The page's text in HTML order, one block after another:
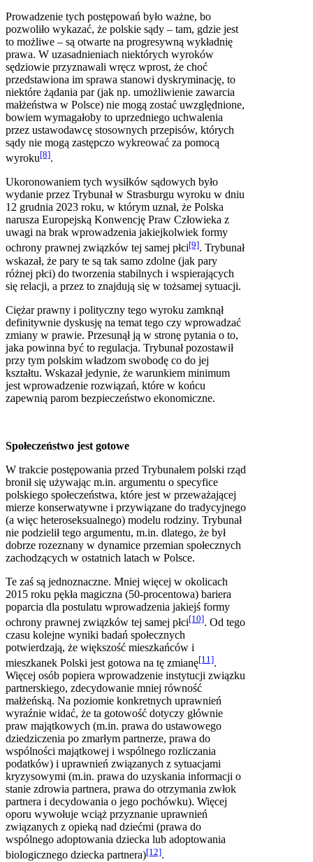
Prowadzenie tych postępowań było ważne, bo
pozwoliło wykazać, że polskie sądy – tam, gdzie jest
to możliwe – są otwarte na progresywną wykładnię
prawa. W uzasadnieniach niektórych wyroków
sędziowie przyznawali wręcz wprost, że choć
przedstawiona im sprawa stanowi dyskryminację, to
niektóre żądania par (jak np. umożliwienie zawarcia
małżeństwa w Polsce) nie mogą zostać uwzględnione,
bowiem wymagałoby to uprzedniego uchwalenia
przez ustawodawcę stosownych przepisów, których
sądy nie mogą zastępczo wykreować za pomocą
wyroku[8].
Ukoronowaniem tych wysiłków sądowych było
wydanie przez Trybunał w Strasburgu wyroku w dniu
12 grudnia 2023 roku, w którym uznał, że Polska
narusza Europejską Konwencję Praw Człowieka z
uwagi na brak wprowadzenia jakiejkolwiek formy
ochrony prawnej związków tej samej płci[9]. Trybunał
wskazał, że pary te są tak samo zdolne (jak pary
różnej płci) do tworzenia stabilnych i wspierających
się relacji, a przez to znajdują się w tożsamej sytuacji.
Ciężar prawny i polityczny tego wyroku zamknął
definitywnie dyskusję na temat tego czy wprowadzać
zmiany w prawie. Przesunął ją w stronę pytania o to,
jaka powinna być to regulacja. Trybunał pozostawił
przy tym polskim władzom swobodę co do jej
kształtu. Wskazał jedynie, że warunkiem minimum
jest wprowadzenie rozwiązań, które w końcu
zapewnią parom bezpieczeństwo ekonomiczne.
Społeczeństwo jest gotowe
W trakcie postępowania przed Trybunałem polski rząd
bronił się używając m.in. argumentu o specyfice
polskiego społeczeństwa, które jest w przeważającej
mierze konserwatywne i przywiązane do tradycyjnego
(a więc heteroseksualnego) modelu rodziny. Trybunał
nie podzielił tego argumentu, m.in. dlatego, że był
dobrze rozeznany w dynamice przemian społecznych
zachodzących w ostatnich latach w Polsce.
Te zaś są jednoznaczne. Mniej więcej w okolicach
2015 roku pękła magiczna (50-procentowa) bariera
poparcia dla postulatu wprowadzenia jakiejś formy
ochrony prawnej związków tej samej płci[10]. Od tego
czasu kolejne wyniki badań społecznych
potwierdzają, że większość mieszkańców i
mieszkanek Polski jest gotowa na tę zmianę[11].
Więcej osób popiera wprowadzenie instytucji związku
partnerskiego, zdecydowanie mniej równość
małżeńską. Na poziomie konkretnych uprawnień
wyraźnie widać, że ta gotowość dotyczy głównie
praw majątkowych (m.in. prawa do ustawowego
dziedziczenia po zmarłym partnerze, prawa do
wspólności majątkowej i wspólnego rozliczania
podatków) i uprawnień związanych z sytuacjami
kryzysowymi (m.in. prawa do uzyskania informacji o
stanie zdrowia partnera, prawa do otrzymania zwłok
partnera i decydowania o jego pochówku). Więcej
oporu wywołuje wciąż przyznanie uprawnień
związanych z opieką nad dziećmi (prawa do
wspólnego adoptowania dziecka lub adoptowania
biologicznego dziecka partnera)[12].